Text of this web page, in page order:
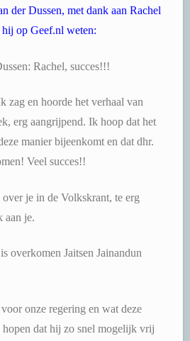
der Dussen, met dank aan Rachel
op Geef.nl weten:
Rachel, succes!!!
zag en hoorde het verhaal van
erg aangrijpend. Ik hoop dat het
manier bijeenkomt en dat dhr.
Veel succes!!
over je in de Volkskrant, te erg
aan je.
overkomen Jaitsen Jainandun
onze regering en wat deze
hopen dat hij zo snel mogelijk vrij